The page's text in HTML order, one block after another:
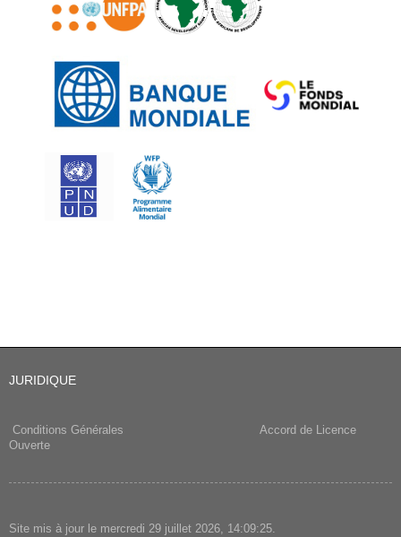
JURIDIQUE
Conditions Générales
Accord de Licence
Ouverte
Site mis à jour le mercredi 29 juillet 2026, 14:09:25.